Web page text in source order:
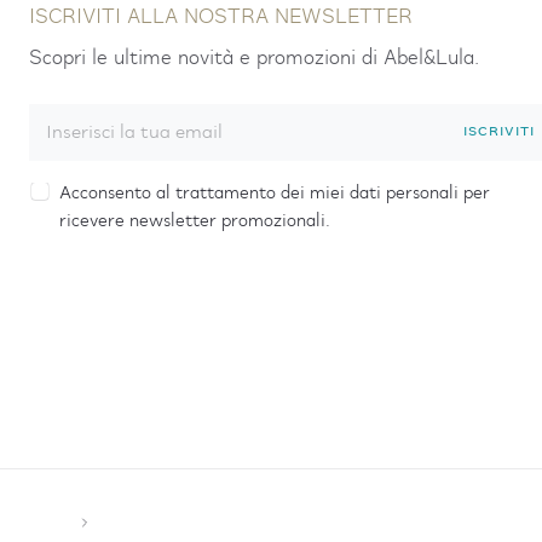
ISCRIVITI ALLA NOSTRA NEWSLETTER
Scopri le ultime novità e promozioni di Abel&Lula.
ISCRIVITI
Acconsento al trattamento dei miei dati personali per
ricevere newsletter promozionali.